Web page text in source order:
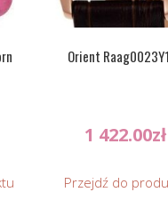
Orient
1 422.00zł
Przejdź do